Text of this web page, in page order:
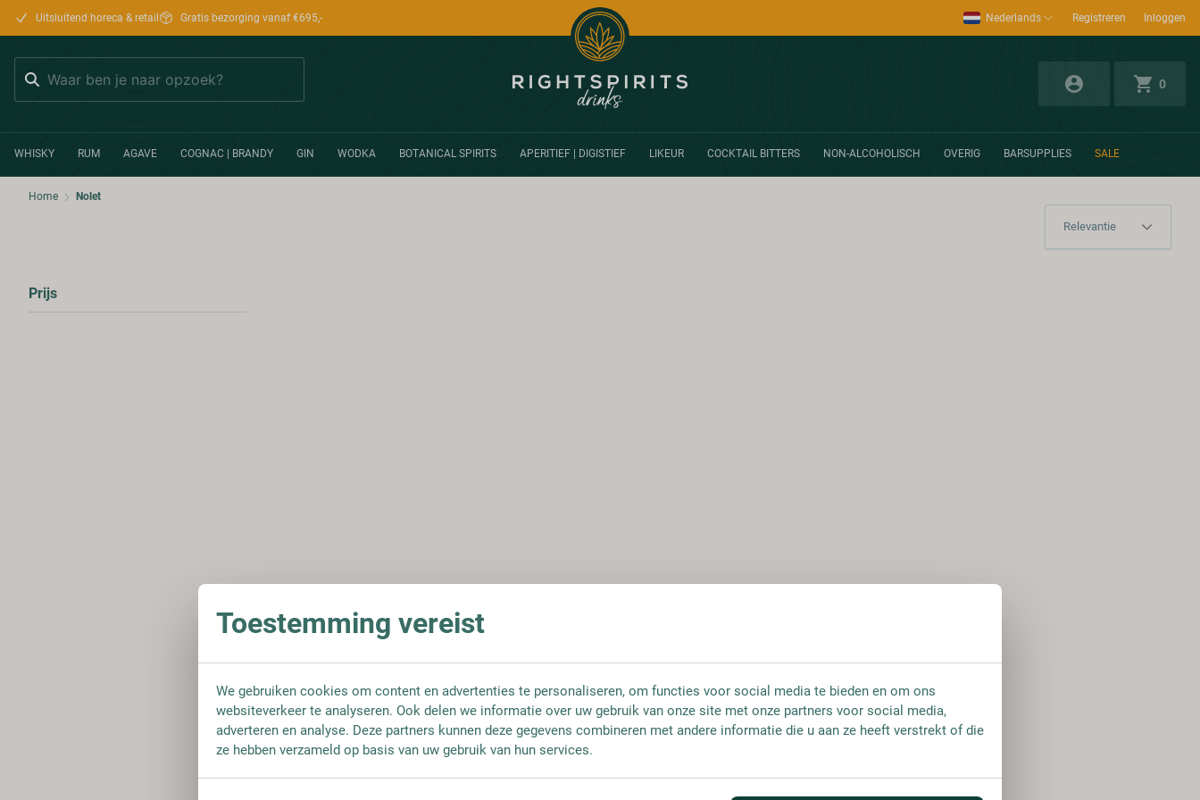
Uitsluitend horeca & retail Gratis bezorging vanaf €695,- Nederlands Registreren Inloggen
0
WHISKY RUM AGAVE COGNAC | BRANDY GIN WODKA BOTANICAL SPIRITS APERITIEF | DIGISTIEF LIKEUR COCKTAIL BITTERS NON-ALCOHOLISCH OVERIG BARSUPPLIES SALE
Home Nolet
Prijs
Toestemming vereist
We gebruiken cookies om content en advertenties te personaliseren, om functies voor social media te bieden en om ons
websiteverkeer te analyseren. Ook delen we informatie over uw gebruik van onze site met onze partners voor social media,
adverteren en analyse. Deze partners kunnen deze gegevens combineren met andere informatie die u aan ze heeft verstrekt of die
ze hebben verzameld op basis van uw gebruik van hun services.